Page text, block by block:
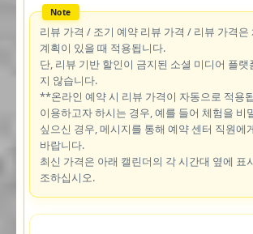
리뷰 가격 / 조기 예약 리뷰 가격 / 리뷰 가격은
계획이 있을 때 적용됩니다.
단, 리뷰 기반 할인이 금지된 소셜 미디어 플랫
지 않습니다.
**온라인 예약 시 리뷰 가격이 자동으로 적용
이용하고자 하시는 경우, 예를 들어 체험을 비
싶으신 경우, 메시지를 통해 예약 센터 직원에
바랍니다.
최신 가격은 아래 캘린더의 각 시간대 옆에 표
조하십시오.